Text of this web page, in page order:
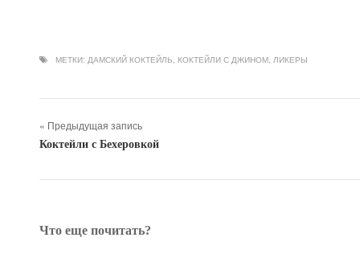
МЕТКИ: ДАМСКИЙ КОКТЕЙЛЬ, КОКТЕЙЛИ С ДЖИНОМ, ЛИКЕРЫ
« Предыдущая запись
Коктейли с Бехеровкой
Что еще почитать?